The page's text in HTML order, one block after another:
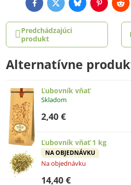
FacebookTwitterBlueskyPinterest
Predchádzajúci
produkt
Alternatívne
Ľubovník vňať
Skladom
2,40 €
Ľubovník vňať 1 kg
NA OBJEDNÁVKU
Na objednávku
14,40 €